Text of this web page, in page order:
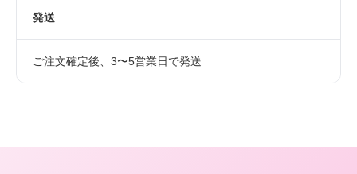
発送
ご注文確定後、3〜5営業日で発送